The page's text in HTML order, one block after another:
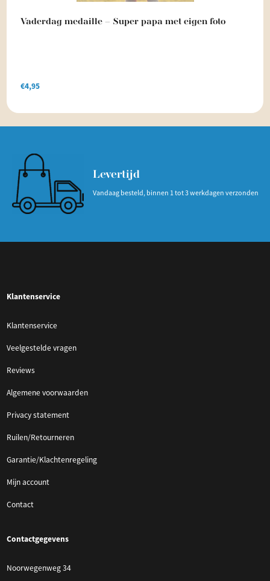
Vaderdag medaille – Super papa met eigen foto
€4,95
Levertijd
Vandaag besteld, binnen 1 tot 3 werkdagen verzonden
Klantenservice
Klantenservice
Veelgestelde vragen
Reviews
Algemene voorwaarden
Privacy statement
Ruilen/Retourneren
Garantie/Klachtenregeling
Mijn account
Contact
Contactgegevens
Noorwegenweg 34